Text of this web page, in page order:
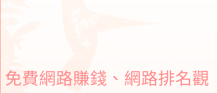
免費網路賺錢、網路排名觀